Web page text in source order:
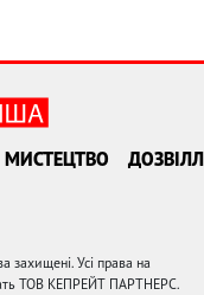
МИСТЕЦТВО
Усі права на
ТОВ КЕПРЕЙТ ПАРТНЕРС.